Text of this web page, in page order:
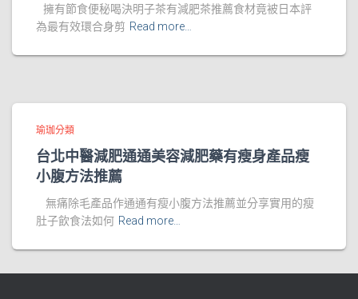
擁有節食便秘喝決明子茶有減肥茶推薦食材竟被日本評
為最有效環合身剪 Read more…
瑜珈分類
台北中醫減肥通通美容減肥藥有瘦身產品瘦
小腹方法推薦
無痛除毛產品作通通有瘦小腹方法推薦並分享實用的瘦
肚子飲食法如何 Read more…